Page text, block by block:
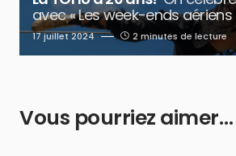
avec « Les week-ends aériens
17 juillet 2024 2 minutes de lecture
Vous pourriez aimer…